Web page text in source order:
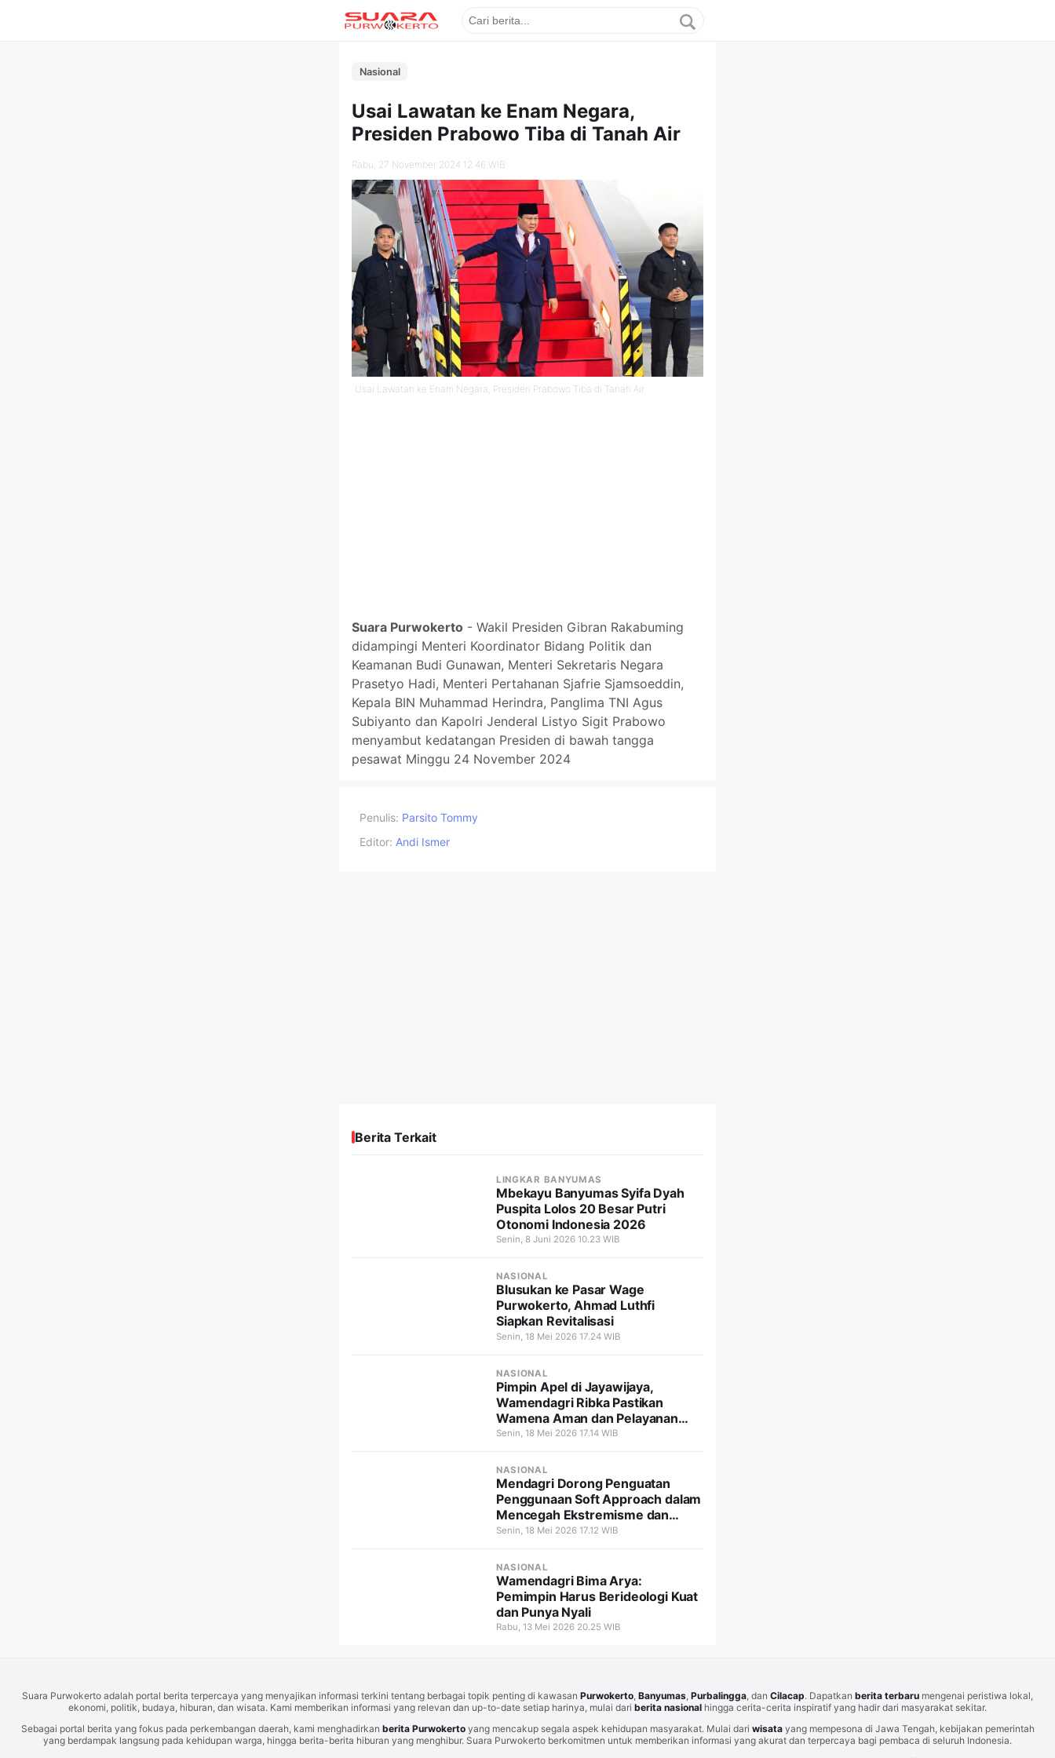
Nasional
Usai Lawatan ke Enam Negara,
Presiden Prabowo Tiba di Tanah Air
Rabu, 27 November 2024 12.46 WIB
Usai Lawatan ke Enam Negara, Presiden Prabowo Tiba di Tanah Air
Suara Purwokerto - Wakil Presiden Gibran Rakabuming
didampingi Menteri Koordinator Bidang Politik dan
Keamanan Budi Gunawan, Menteri Sekretaris Negara
Prasetyo Hadi, Menteri Pertahanan Sjafrie Sjamsoeddin,
Kepala BIN Muhammad Herindra, Panglima TNI Agus
Subiyanto dan Kapolri Jenderal Listyo Sigit Prabowo
menyambut kedatangan Presiden di bawah tangga
pesawat Minggu 24 November 2024
Penulis: Parsito Tommy
Editor: Andi Ismer
Berita Terkait
LINGKAR BANYUMAS
Mbekayu Banyumas Syifa Dyah
Puspita Lolos 20 Besar Putri
Otonomi Indonesia 2026
Senin, 8 Juni 2026 10.23 WIB
NASIONAL
Blusukan ke Pasar Wage
Purwokerto, Ahmad Luthfi
Siapkan Revitalisasi
Senin, 18 Mei 2026 17.24 WIB
NASIONAL
Pimpin Apel di Jayawijaya,
Wamendagri Ribka Pastikan
Wamena Aman dan Pelayanan
Tetap Berjalan
Senin, 18 Mei 2026 17.14 WIB
NASIONAL
Mendagri Dorong Penguatan
Penggunaan Soft Approach dalam
Mencegah Ekstremisme dan
Terorisme
Senin, 18 Mei 2026 17.12 WIB
NASIONAL
Wamendagri Bima Arya:
Pemimpin Harus Berideologi Kuat
dan Punya Nyali
Rabu, 13 Mei 2026 20.25 WIB
Suara Purwokerto adalah portal berita terpercaya yang menyajikan informasi terkini tentang berbagai topik penting di kawasan Purwokerto Banyumas Purbalingga , dan Cilacap. Dapatkan berita terbaru mengenai peristiwa lokal,
ekonomi, politik, budaya, hiburan, dan wisata. Kami memberikan informasi yang relevan dan up-to-date setiap harinya, mulai dari berita nasional hingga cerita-cerita inspiratif yang hadir dari masyarakat sekitar.
Sebagai portal berita yang fokus pada perkembangan daerah, kami menghadirkan berita Purwokertoyang mencakup segala aspek kehidupan masyarakat. Mulai dari wisatayang mempesona di Jawa Tengah, kebijakan pemerintah
yang berdampak langsung pada kehidupan warga, hingga berita-berita hiburan yang menghibur. Suara Purwokerto berkomitmen untuk memberikan informasi yang akurat dan terpercaya bagi pembaca di seluruh Indonesia.